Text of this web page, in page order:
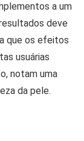
a um
deve
que os efeitos
usuárias
notam uma
da pele.